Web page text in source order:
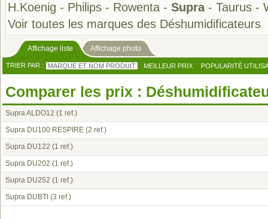
H.Koenig - Philips - Rowenta - Supra- Taurus -
Voir toutes les marques des Déshumidificateurs
Affichage liste Affichage photo
TRIER PAR : MARQUE ET NOM PRODUIT MEILLEUR PRIX POPULARITÉ
Comparer les prix :
Supra ALDO12 (1 ref.)
Supra DU100 RESPIRE (2 ref.)
Supra DU122 (1 ref.)
Supra DU202 (1 ref.)
Supra DU252 (1 ref.)
Supra DUBTI (3 ref.)